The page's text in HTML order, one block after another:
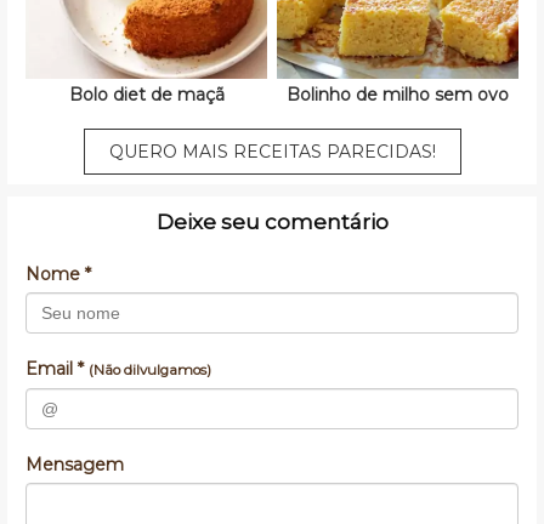
Bolo diet de maçã Bolinho de milho sem ovo
QUERO MAIS RECEITAS PARECIDAS!
Deixe seu comentário
Nome *
Email * (Não dilvulgamos)
Mensagem